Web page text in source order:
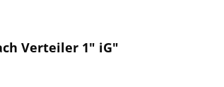
Verteiler 1" iG"